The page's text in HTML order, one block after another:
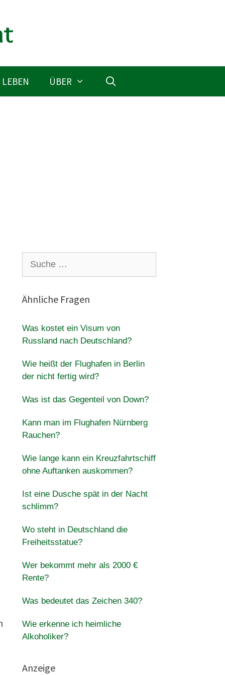
ÜBER
nach:
Ähnliche Fragen
Was kostet ein Visum von
Russland nach Deutschland?
Wie heißt der Flughafen in Berlin
der nicht fertig wird?
Was ist das Gegenteil von Down?
Kann man im Flughafen Nürnberg
Rauchen?
Wie lange kann ein Kreuzfahrtschiff
ohne Auftanken auskommen?
Ist eine Dusche spät in der Nacht
schlimm?
Wo steht in Deutschland die
Freiheitsstatue?
Wer bekommt mehr als 2000 €
Rente?
Was bedeutet das Zeichen 340?
Wie erkenne ich heimliche
Alkoholiker?
Anzeige